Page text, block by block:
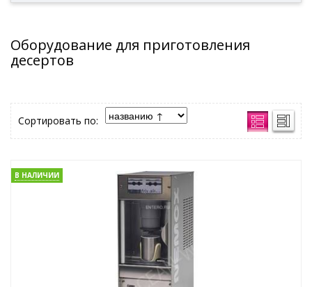
Оборудование для приготовления
десертов
Сортировать по:
В НАЛИЧИИ